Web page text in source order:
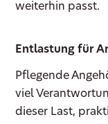
weiterhin passt.
Entlastung für
Pflegende
viel
dieser Last,